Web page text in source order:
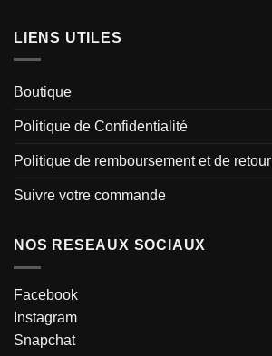
LIENS UTILES
Boutique
Politique de Confidentialité
Politique de remboursement et de retour
Suivre votre commande
NOS RESEAUX SOCIAUX
Facebook
Instagram
Snapchat